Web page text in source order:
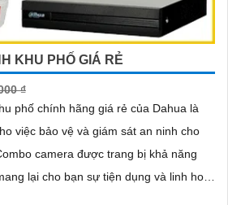
KHU PHỐ GIÁ RẺ
₫
phố chính hãng giá rẻ của Dahua là
việc bảo vệ và giám sát an ninh cho
lại cho bạn sự tiện dụng và linh hoạt